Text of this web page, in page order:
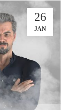
26
JAN